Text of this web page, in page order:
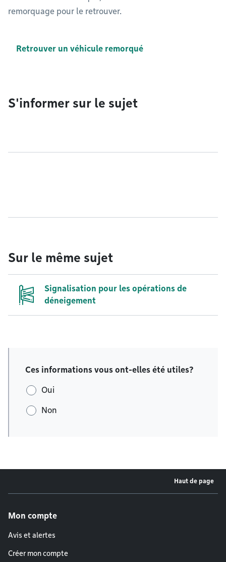
remorquage pour le retrouver.
Retrouver un véhicule remorqué
S'informer sur le sujet
Sur le même sujet
Signalisation pour les opérations de
déneigement
Ces informations vous ont-elles été utiles?
Oui
Non
Haut de page
Mon compte
Avis et alertes
Créer mon compte